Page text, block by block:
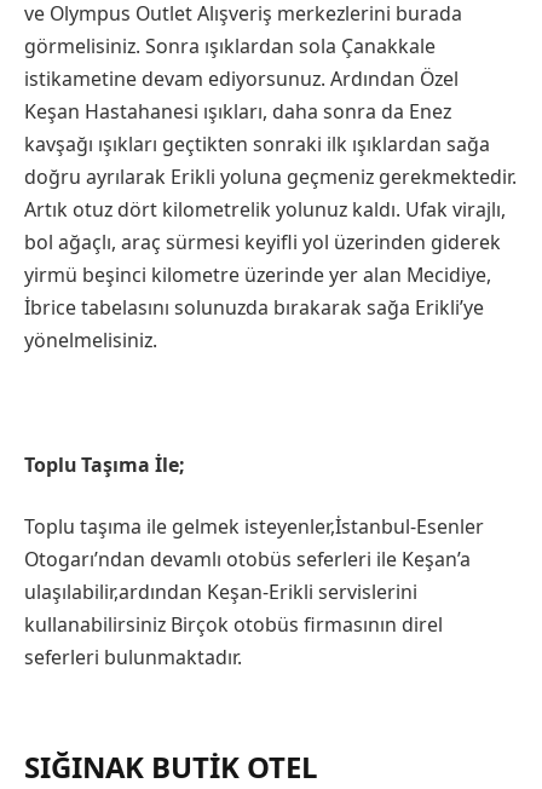
ve Olympus Outlet Alışveriş merkezlerini burada
görmelisiniz. Sonra ışıklardan sola Çanakkale
istikametine devam ediyorsunuz. Ardından Özel
Keşan Hastahanesi ışıkları, daha sonra da Enez
kavşağı ışıkları geçtikten sonraki ilk ışıklardan sağa
doğru ayrılarak Erikli yoluna geçmeniz gerekmektedir.
Artık otuz dört kilometrelik yolunuz kaldı. Ufak virajlı,
bol ağaçlı, araç sürmesi keyifli yol üzerinden giderek
yirmü beşinci kilometre üzerinde yer alan Mecidiye,
İbrice tabelasını solunuzda bırakarak sağa Erikli’ye
yönelmelisiniz.
Toplu Taşıma İle;
Toplu taşıma ile gelmek isteyenler,İstanbul-Esenler
Otogarı’ndan devamlı otobüs seferleri ile Keşan’a
ulaşılabilir,ardından Keşan-Erikli servislerini
kullanabilirsiniz Birçok otobüs firmasının direl
seferleri bulunmaktadır.
SIĞINAK BUTIK OTEL